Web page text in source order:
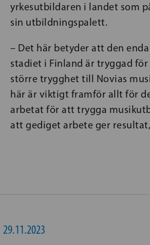
yrkesutbildaren i landet som
sin utbildningspalett.
– Det här betyder att den
stadiet i Finland är tryggad
större trygghet till Novias
här är viktigt framför allt för
arbetat för att trygga
att gediget arbete ger
29.11.2023